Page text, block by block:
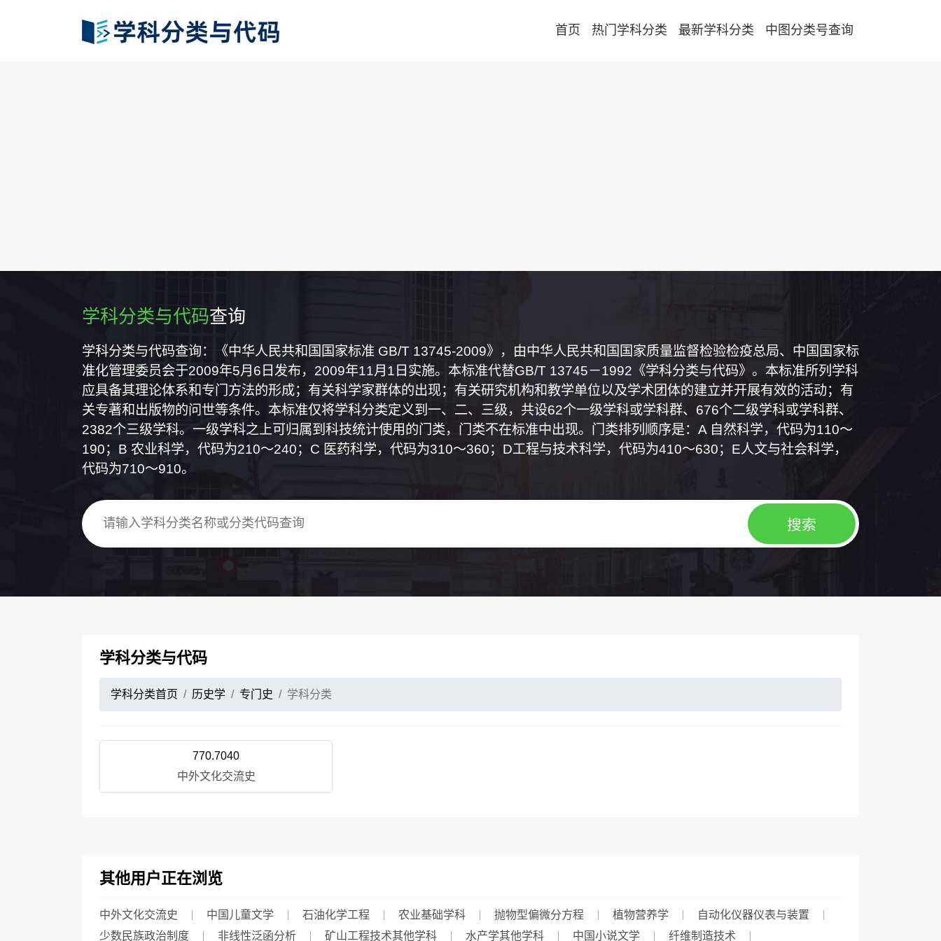
首页 热门学科分类 最新学科分类 中图分类号查询
学科分类与代码查询
学科分类与代码查询：《中华人民共和国国家标准 GB/T 13745-2009》，由中华人民共和国国家质量监督检验检疫总局、中国国家标
准化管理委员会于2009年5月6日发布，2009年11月1日实施。本标准代替GB/T 13745－1992《学科分类与代码》。本标准所列学科
应具备其理论体系和专门方法的形成；有关科学家群体的出现；有关研究机构和教学单位以及学术团体的建立并开展有效的活动；有
关专著和出版物的问世等条件。本标准仅将学科分类定义到一、二、三级，共设62个一级学科或学科群、676个二级学科或学科群、
2382个三级学科。一级学科之上可归属到科技统计使用的门类，门类不在标准中出现。门类排列顺序是：A 自然科学，代码为110～
190；B 农业科学，代码为210～240；C 医药科学，代码为310～360；D工程与技术科学，代码为410～630；E人文与社会科学，
代码为710～910。
学科分类与代码
学科分类首页 历史学 专门史 学科分类
770.7040
中外文化交流史
其他用户正在浏览
中外文化交流史 中国儿童文学 石油化学工程 农业基础学科 抛物型偏微分方程 植物营养学
自动化仪器仪表与装置
少数民族政治制度
非线性泛函分析 矿山工程技术其他学科 水产学其他学科 中国小说文学 纤维制造技术